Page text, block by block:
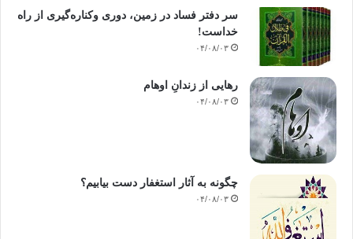
سر دفتر فساد در زمین‌، دوری وکناره‌گیری از راه
خداست‌!
۰۴/۰۸/۰۳
رهایی از زندانِ اوهام
۰۴/۰۸/۰۳
چگونه به آثار استغفار دست بیابیم؟
۰۴/۰۸/۰۳